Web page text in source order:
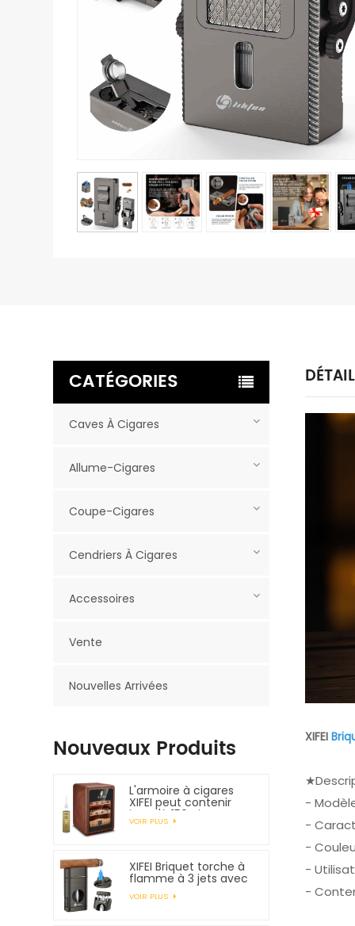
XIFEI
-
-
-
-
-
CATÉGORIES
Caves À Cigares
Allume-Cigares
Coupe-Cigares
Cendriers À Cigares
Accessoires
Vente
Nouvelles Arrivées
Nouveaux Produits
L'armoire à cigares
XIFEI peut contenir
jusqu'à 150 cigares
VOIR PLUS
XIFEI Briquet torche à
flamme à 3 jets avec
coupe-V à ressort
VOIR PLUS